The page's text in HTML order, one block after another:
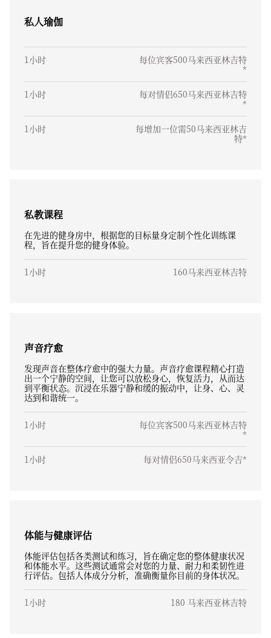
私人瑜伽
1小时
每位宾客500马来西亚林吉特
*
1小时
每对情侣650马来西亚林吉特
*
1小时
每增加一位需50马来西亚林吉
特*
私教课程
在先进的健身房中，根据您的目标量身定制个性化训练课
程，旨在提升您的健身体验。
1小时 160马来西亚林吉特
声音疗愈
发现声音在整体疗愈中的强大力量。声音疗愈课程精心打造
出一个宁静的空间，让您可以放松身心，恢复活力，从而达
到平衡状态。沉浸在乐器宁静和缓的振动中，让身、心、灵
达到和谐统一。
1小时
每位宾客500马来西亚林吉特
*
1小时 每对情侣650马来西亚令吉*
体能与健康评估
体能评估包括各类测试和练习，旨在确定您的整体健康状况
和体能水平。这些测试通常会对您的力量、耐力和柔韧性进
行评估。包括人体成分分析，准确衡量你目前的身体状况。
1小时 180 马来西亚林吉特